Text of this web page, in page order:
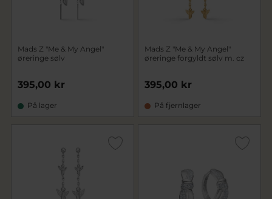
Mads Z "Me & My Angel"
øreringe sølv
395,00 kr
På lager
Mads Z "Me & My Angel"
øreringe forgyldt sølv m. cz
395,00 kr
På fjernlager